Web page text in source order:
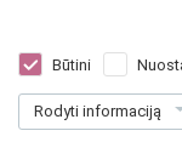
Būtini
Rodyti informaciją